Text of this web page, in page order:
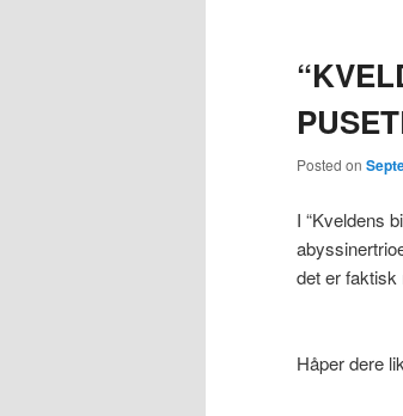
Posted on
I “Kveldens
det er faktisk
Håper dere